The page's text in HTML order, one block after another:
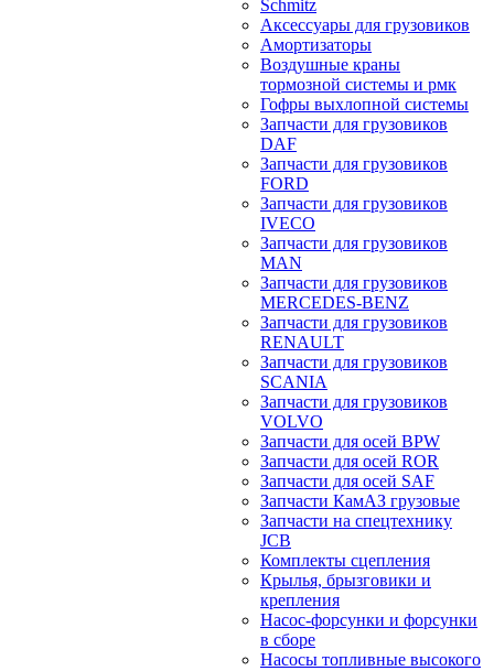
Schmitz
Аксессуары для грузовиков
Амортизаторы
Воздушные краны
тормозной системы и рмк
Гофры выхлопной системы
Запчасти для грузовиков
DAF
Запчасти для грузовиков
FORD
Запчасти для грузовиков
IVECO
Запчасти для грузовиков
MAN
Запчасти для грузовиков
MERCEDES-BENZ
Запчасти для грузовиков
RENAULT
Запчасти для грузовиков
SCANIA
Запчасти для грузовиков
VOLVO
Запчасти для осей BPW
Запчасти для осей ROR
Запчасти для осей SAF
Запчасти КамАЗ грузовые
Запчасти на спецтехнику
JCB
Комплекты сцепления
Крылья, брызговики и
крепления
Насос-форсунки и форсунки
в сборе
Насосы топливные высокого